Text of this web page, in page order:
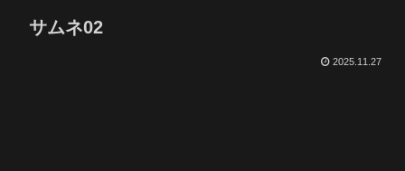
サムネ02
2025.11.27